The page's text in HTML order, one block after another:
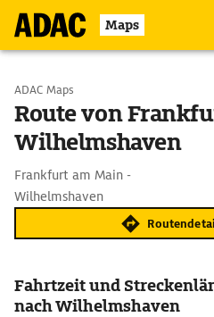
Maps
Start wählen
Ziel eingeben
ADAC Maps
Route von
Wilhelmshaven
Frankfurt am Main -
Wilhelmshaven
Fahrtzeit und
nach Wilhelmshaven